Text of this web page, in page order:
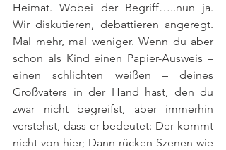
Heimat. Wobei der Begriff…..nun ja.
Wir diskutieren, debattieren angeregt.
Mal mehr, mal weniger. Wenn du aber
schon als Kind einen Papier-Ausweis –
einen schlichten weißen – deines
Großvaters in der Hand hast, den du
zwar nicht begreifst, aber immerhin
verstehst, dass er bedeutet: Der kommt
nicht von hier; Dann rücken Szenen wie